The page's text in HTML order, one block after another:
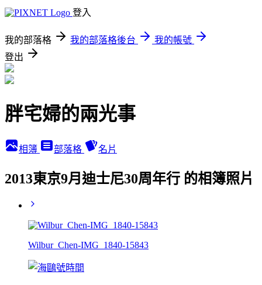
登入
我的部落格 我的部落格後台
我的帳號
登出
胖宅婦的兩光事
相簿 部落格 名片
2013東京9月迪士尼30周年行 的相簿照片
Wilbur_Chen-IMG_1840-15843